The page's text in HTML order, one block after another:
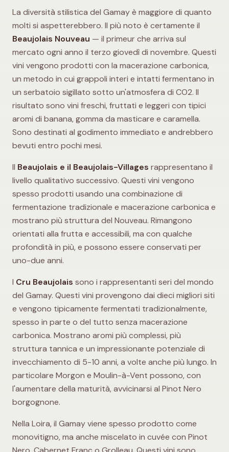
La diversità stilistica del Gamay è maggiore di quanto
molti si aspetterebbero. Il più noto è certamente il
Beaujolais Nouveau — il primeur che arriva sul
mercato ogni anno il terzo giovedì di novembre. Questi
vini vengono prodotti con la macerazione carbonica,
un metodo in cui grappoli interi e intatti fermentano in
un serbatoio sigillato sotto un'atmosfera di CO2. Il
risultato sono vini freschi, fruttati e leggeri con tipici
aromi di banana, gomma da masticare e caramella.
Sono destinati al godimento immediato e andrebbero
bevuti entro pochi mesi.
Il Beaujolais e il Beaujolais-Villages rappresentano il
livello qualitativo successivo. Questi vini vengono
spesso prodotti usando una combinazione di
fermentazione tradizionale e macerazione carbonica e
mostrano più struttura del Nouveau. Rimangono
orientati alla frutta e accessibili, ma con qualche
profondità in più, e possono essere conservati per
uno-due anni.
I Cru Beaujolais sono i rappresentanti seri del mondo
del Gamay. Questi vini provengono dai dieci migliori siti
e vengono tipicamente fermentati tradizionalmente,
spesso in parte o del tutto senza macerazione
carbonica. Mostrano aromi più complessi, più
struttura tannica e un impressionante potenziale di
invecchiamento di 5-10 anni, a volte anche più lungo. In
particolare Morgon e Moulin-à-Vent possono, con
l'aumentare della maturità, avvicinarsi al Pinot Nero
borgognone.
Nella Loira, il Gamay viene spesso prodotto come
monovitigno, ma anche miscelato in cuvée con Pinot